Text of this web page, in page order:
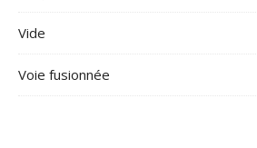
Vide
Voie fusionnée